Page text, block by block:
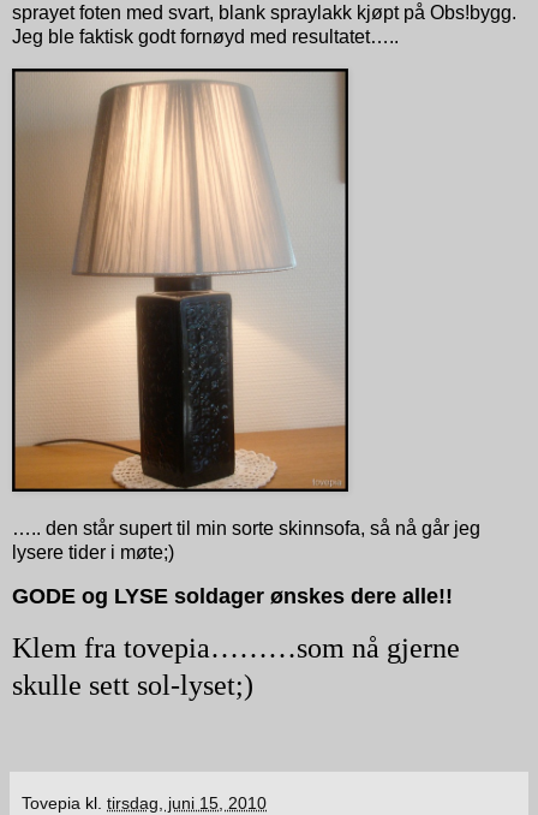
sprayet foten med svart, blank spraylakk kjøpt på Obs!bygg.
Jeg ble faktisk godt fornøyd med resultatet…..
….. den står supert til min sorte skinnsofa, så nå går jeg
lysere tider i møte;)
GODE og LYSE soldager ønskes dere alle!!
Klem fra tovepia………som nå gjerne
skulle sett sol-lyset;)
Tovepia kl. tirsdag, juni 15, 2010